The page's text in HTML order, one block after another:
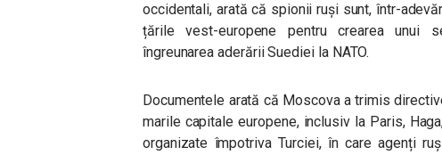
occidentali, arată că spionii ruși sunt, într-
țările vest-europene pentru crearea unui
îngreunarea aderării Suediei la NATO.
Documentele arată că Moscova a trimis
marile capitale europene, inclusiv la Paris,
organizate împotriva Turciei, în care agenți